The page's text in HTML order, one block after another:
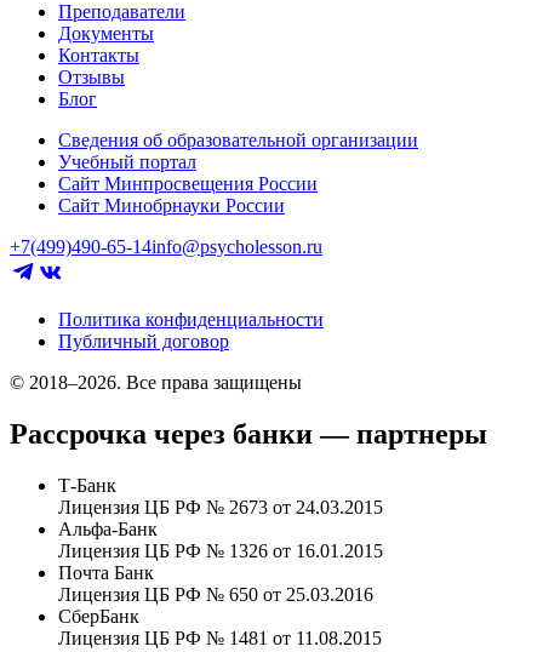
Преподаватели
Документы
Контакты
Отзывы
Блог
Сведения об образовательной организации
Учебный портал
Сайт Минпросвещения России
Сайт Минобрнауки России
+7(499)490-65-14info@psycholesson.ru
Политика конфиденциальности
Публичный договор
© 2018–2026. Все права защищены
Рассрочка через банки — партнеры
Т-Банк
Лицензия ЦБ РФ № 2673 от 24.03.2015
Альфа-Банк
Лицензия ЦБ РФ № 1326 от 16.01.2015
Почта Банк
Лицензия ЦБ РФ № 650 от 25.03.2016
СберБанк
Лицензия ЦБ РФ № 1481 от 11.08.2015